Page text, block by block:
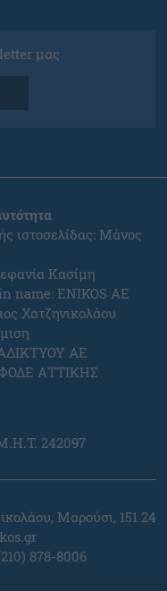
μας
ιστοσελίδας: Μάνος
Κασίμη
name: ENIKOS AE
Χατζηνικολάου
ΑΕ
ΑΤΤΙΚΗΣ
242097
Μαρούσι, 151 24
878-8006